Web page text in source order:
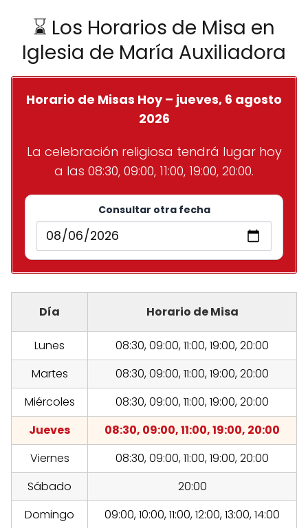
⌛ Los Horarios de Misa en
Iglesia de María Auxiliadora
Horario de Misas Hoy – jueves, 6 agosto
2026
La celebración religiosa tendrá lugar hoy
a las 08:30, 09:00, 11:00, 19:00, 20:00.
Consultar otra fecha
Día Horario de Misa
Lunes
08:30, 09:00, 11:00, 19:00, 20:00
Martes
08:30, 09:00, 11:00, 19:00, 20:00
Miércoles
08:30, 09:00, 11:00, 19:00, 20:00
Jueves
08:30, 09:00, 11:00, 19:00, 20:00
Viernes
08:30, 09:00, 11:00, 19:00, 20:00
Sábado
20:00
Domingo
09:00, 10:00, 11:00, 12:00, 13:00, 14:00